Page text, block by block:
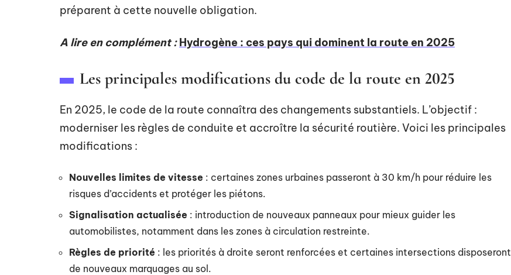
préparent à cette nouvelle obligation.
A lire en complément : Hydrogène : ces pays qui dominent la route en 2025
Les principales modifications du code de la route en 2025
En 2025, le code de la route connaîtra des changements substantiels. L’objectif :
moderniser les règles de conduite et accroître la sécurité routière. Voici les principales
modifications :
Nouvelles limites de vitesse : certaines zones urbaines passeront à 30 km/h pour réduire les
risques d’accidents et protéger les piétons.
Signalisation actualisée : introduction de nouveaux panneaux pour mieux guider les
automobilistes, notamment dans les zones à circulation restreinte.
Règles de priorité : les priorités à droite seront renforcées et certaines intersections disposeront
de nouveaux marquages au sol.